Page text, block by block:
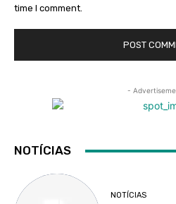
time I comment.
-
NOTÍCIAS
NOTÍCIAS